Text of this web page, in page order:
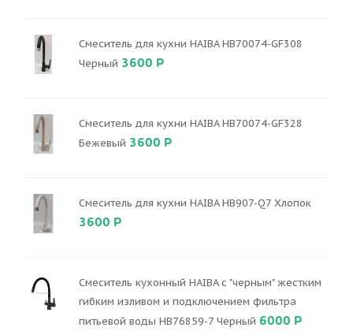
Смеситель для кухни HAIBA HB70074-GF308
Черный 3600 Р
Смеситель для кухни HAIBA HB70074-GF328
Бежевый 3600 Р
Смеситель для кухни HAIBA HB907-Q7 Хлопок
3600 Р
Смеситель кухонный HAIBA с "черным" жестким
гибким изливом и подключением фильтра
питьевой воды HB76859-7 Черный 6000 Р